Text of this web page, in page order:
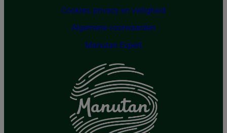
Cookies, privacy en veiligheid
Algemene voorwaarden
Manutan Expert